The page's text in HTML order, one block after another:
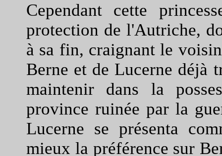
Cependant cette
protection de l'Autriche,
à sa fin, craignant le
Berne et de Lucerne déjà
maintenir dans la
province ruinée par la
Lucerne se présenta
mieux la préférence sur